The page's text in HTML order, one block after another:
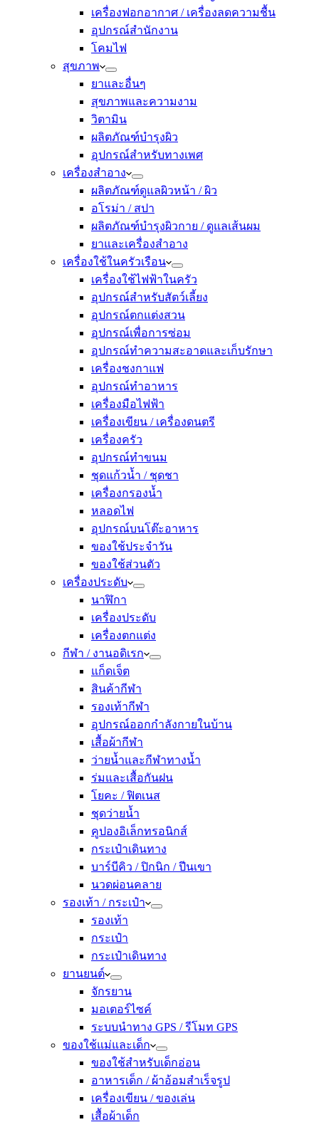
เครื่องฟอกอากาศ / เครื่องลดความชื้น
อุปกรณ์สำนักงาน
โคมไฟ
สุขภาพ
ยาและอื่นๆ
สุขภาพและความงาม
วิตามิน
ผลิตภัณฑ์บำรุงผิว
อุปกรณ์สำหรับทางเพศ
เครื่องสำอาง
ผลิตภัณฑ์ดูแลผิวหน้า / ผิว
อโรม่า / สปา
ผลิตภัณฑ์บำรุงผิวกาย / ดูแลเส้นผม
ยาและเครื่องสำอาง
เครื่องใช้ในครัวเรือน
เครื่องใช้ไฟฟ้าในครัว
อุปกรณ์สำหรับสัตว์เลี้ยง
อุปกรณ์ตกแต่งสวน
อุปกรณ์เพื่อการซ่อม
อุปกรณ์ทำความสะอาดและเก็บรักษา
เครื่องชงกาแฟ
อุปกรณ์ทำอาหาร
เครื่องมือไฟฟ้า
เครื่องเขียน / เครื่องดนตรี
เครื่องครัว
อุปกรณ์ทำขนม
ชุดแก้วน้ำ / ชุดชา
เครื่องกรองน้ำ
หลอดไฟ
อุปกรณ์บนโต๊ะอาหาร
ของใช้ประจำวัน
ของใช้ส่วนตัว
เครื่องประดับ
นาฬิกา
เครื่องประดับ
เครื่องตกแต่ง
กีฬา / งานอดิเรก
แก็ดเจ็ต
สินค้ากีฬา
รองเท้ากีฬา
อุปกรณ์ออกกำลังกายในบ้าน
เสื้อผ้ากีฬา
ว่ายน้ำและกีฬาทางน้ำ
ร่มและเสื้อกันฝน
โยคะ / ฟิตเนส
ชุดว่ายน้ำ
คูปองอิเล็กทรอนิกส์
กระเป๋าเดินทาง
บาร์บีคิว / ปิกนิก / ปีนเขา
นวดผ่อนคลาย
รองเท้า / กระเป๋า
รองเท้า
กระเป๋า
กระเป๋าเดินทาง
ยานยนต์
จักรยาน
มอเตอร์ไซค์
ระบบนำทาง GPS / รีโมท GPS
ของใช้แม่และเด็ก
ของใช้สำหรับเด็กอ่อน
อาหารเด็ก / ผ้าอ้อมสำเร็จรูป
เครื่องเขียน / ของเล่น
เสื้อผ้าเด็ก